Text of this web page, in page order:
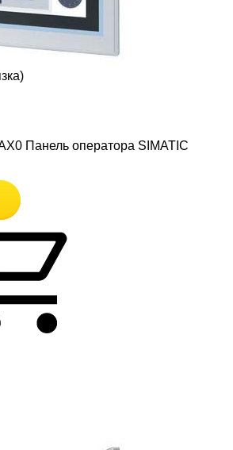
Панель оператора SIMATIC